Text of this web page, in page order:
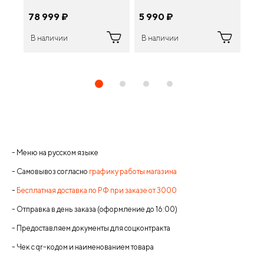
78 999 ¤
В наличии
5 990 ¤
В наличии
- Меню на русском языке
- Самовывоз согласно графику работы магазина
- Бесплатная доставка по РФ при заказе от 3000
- Отправка в день заказа (оформление до 16:00)
- Предоставляем документы для соцконтракта
- Чек с qr-кодом и наименованием товара